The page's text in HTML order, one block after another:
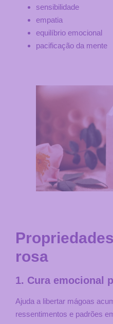
sensibilidade
empatia
equilíbrio emocional
pacificação da mente
rosa
1. Cura emocional
Ajuda a libertar mágoas
ressentimentos e padrões